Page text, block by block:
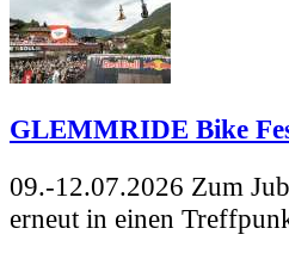
GLEMMRIDE Bike
09.-12.07.2026 Zum
erneut in einen